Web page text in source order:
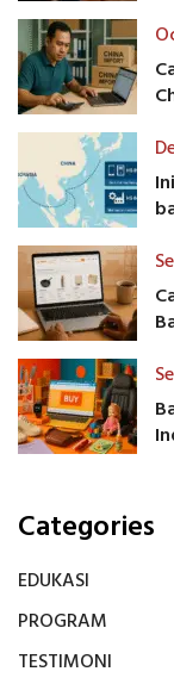
Categories
EDUKASI
PROGRAM
TESTIMONI